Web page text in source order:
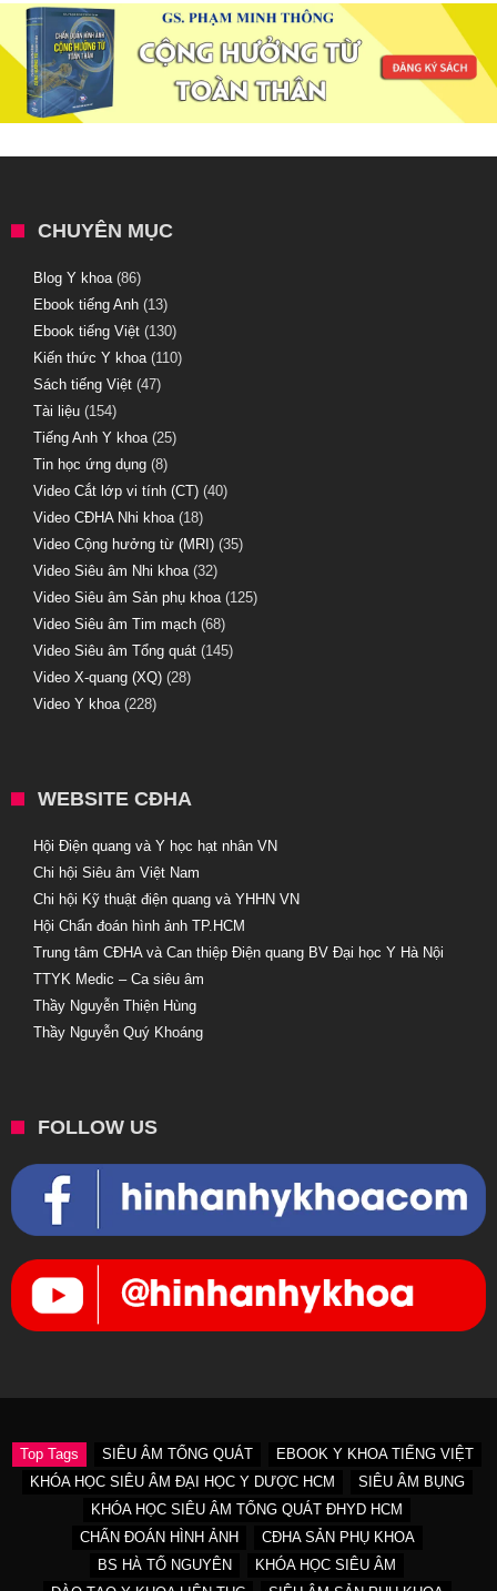
CHUYÊN MỤC
Blog Y khoa(86)
Ebook tiếng Anh (13)
Ebook tiếng Việt (130)
Kiến thức Y khoa(110)
Sách tiếng Việt (47)
Tài liệu (154)
Tiếng Anh Y khoa(25)
Tin học ứng dụng (8)
Video Cắt lớp vi tính (CT) (40)
Video CĐHA Nhi khoa(18)
Video Cộng hưởng từ (MRI) (35)
Video Siêu âm Nhi khoa(32)
Video Siêu âm Sản phụ khoa(125)
Video Siêu âm Tim mạch (68)
Video Siêu âm Tổng quát (145)
Video X-quang (XQ) (28)
Video Y khoa(228)
WEBSITE CĐHA
Hội Điện quang và Y học hạt nhân VN
Chi hội Siêu âm Việt Nam
Chi hội Kỹ thuật điện quang và YHHN VN
Hội Chẩn đoán hình ảnh TP.HCM
Trung tâm CĐHA và Can thiệp Điện quang BV Đại học Y Hà Nội
TTYK Medic – Ca siêu âm
Thầy Nguyễn Thiện Hùng
Thầy Nguyễn Quý Khoáng
FOLLOW US
Top Tags SIÊU ÂM TỔNG QUÁT
EBOOK Y KHOA TIẾNG VIỆT
KHÓA HỌC SIÊU ÂM ĐẠI HỌC Y DƯỢC HCM
SIÊU ÂM BỤNG
KHÓA HỌC SIÊU ÂM TỔNG QUÁT ĐHYD HCM
CHẨN ĐOÁN HÌNH ẢNH
CĐHA SẢN PHỤ KHOA
BS HÀ TỐ NGUYÊN
KHÓA HỌC SIÊU ÂM